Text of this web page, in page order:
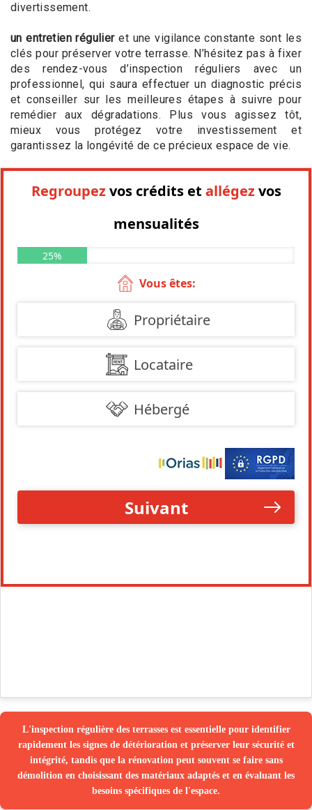
divertissement.
un entretien régulieret une vigilance constante sont les
clés pour préserver votre terrasse. N’hésitez pas à fixer
des rendez-vous d’inspection réguliers avec un
professionnel, qui saura effectuer un diagnostic précis
et conseiller sur les meilleures étapes à suivre pour
remédier aux dégradations. Plus vous agissez tôt,
mieux vous protégez votre investissement et
garantissez la longévité de ce précieux espace de vie.
L'inspection régulière des terrasses est essentielle pour identifier
rapidement les signes de détérioration et préserver leur sécurité et
intégrité, tandis que la rénovation peut souvent se faire sans
démolition en choisissant des matériaux adaptés et en évaluant les
besoins spécifiques de l'espace.